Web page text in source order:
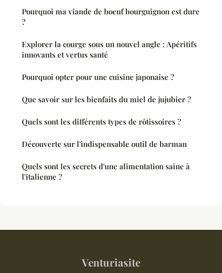
Pourquoi ma viande de boeuf bourguignon est dure
?
Explorer la courge sous un nouvel angle : Apéritifs
innovants et vertus santé
Pourquoi opter pour une cuisine japonaise ?
Que savoir sur les bienfaits du miel de jujubier ?
Quels sont les différents types de rôtissoires ?
Découverte sur l'indispensable outil de barman
Quels sont les secrets d'une alimentation saine à
l'italienne ?
Venturiasite